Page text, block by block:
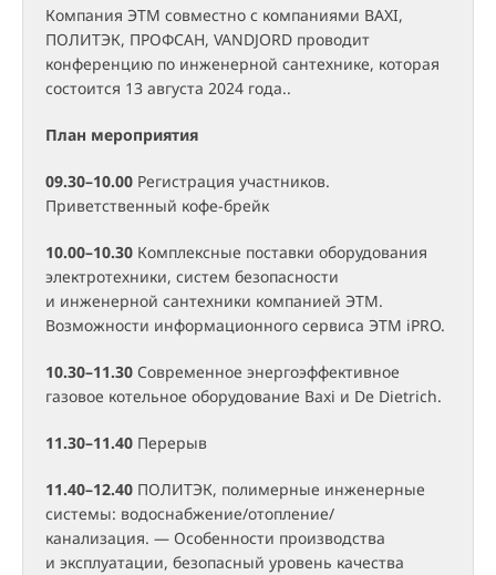
Компания ЭТМ совместно с компаниями BAXI,
ПОЛИТЭК, ПРОФСАН, VANDJORD проводит
конференцию по инженерной сантехнике, которая
состоится 13 августа 2024 года..
План мероприятия
09.30–10.00 Регистрация участников.
Приветственный кофе-брейк
10.00–10.30 Комплексные поставки оборудования
электротехники, систем безопасности
и инженерной сантехники компанией ЭТМ.
Возможности информационного сервиса ЭТМ iPRO.
10.30–11.30 Современное энергоэффективное
газовое котельное оборудование Baxi и De Dietrich.
11.30–11.40 Перерыв
11.40–12.40 ПОЛИТЭК, полимерные инженерные
системы: водоснабжение/отопление/
канализация. — Особенности производства
и эксплуатации, безопасный уровень качества